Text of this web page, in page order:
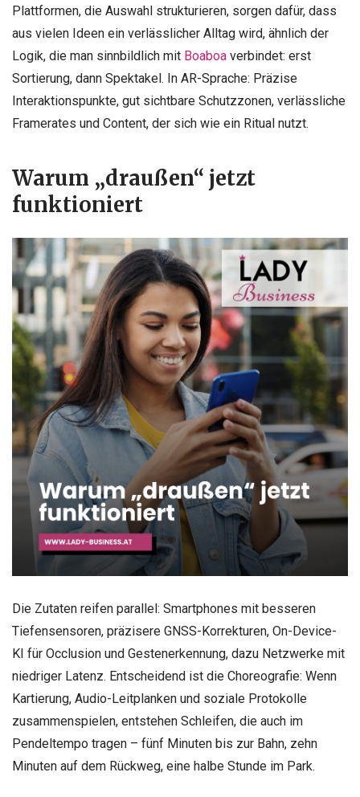
Plattformen, die Auswahl strukturieren, sorgen dafür, dass
aus vielen Ideen ein verlässlicher Alltag wird, ähnlich der
Logik, die man sinnbildlich mit Boaboa verbindet: erst
Sortierung, dann Spektakel. In AR-Sprache: Präzise
Interaktionspunkte, gut sichtbare Schutzzonen, verlässliche
Framerates und Content, der sich wie ein Ritual nutzt.
Warum „draußen“ jetzt
funktioniert
Die Zutaten reifen parallel: Smartphones mit besseren
Tiefensensoren, präzisere GNSS-Korrekturen, On-Device-
KI für Occlusion und Gestenerkennung, dazu Netzwerke mit
niedriger Latenz. Entscheidend ist die Choreografie: Wenn
Kartierung, Audio-Leitplanken und soziale Protokolle
zusammenspielen, entstehen Schleifen, die auch im
Pendeltempo tragen – fünf Minuten bis zur Bahn, zehn
Minuten auf dem Rückweg, eine halbe Stunde im Park.